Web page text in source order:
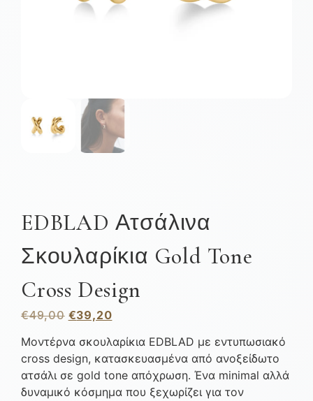
EDBLAD Ατσάλινα
Σκουλαρίκια Gold Tone
Cross Design
€49,00 €39,20
Μοντέρνα σκουλαρίκια EDBLAD με εντυπωσιακό
cross design, κατασκευασμένα από ανοξείδωτο
ατσάλι σε gold tone απόχρωση. Ένα minimal αλλά
δυναμικό κόσμημα που ξεχωρίζει για τον